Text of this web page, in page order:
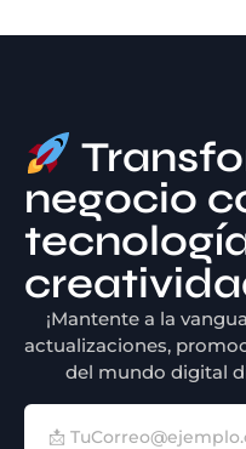
negocio
¡Mantente a la
actualizaciones,
del mundo digital